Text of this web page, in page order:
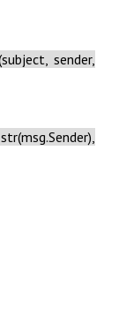
sender,